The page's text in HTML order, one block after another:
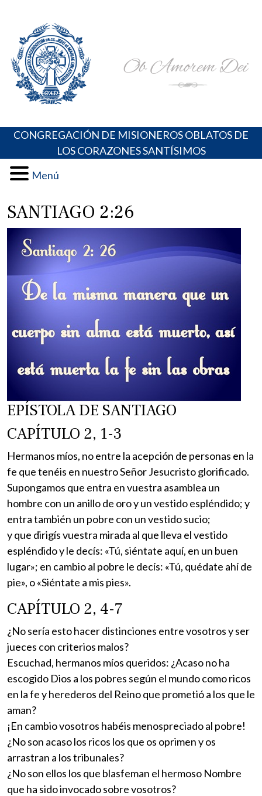
content
Portal de los Padres Oblatos. Advocaciones Marianas,
Oraciones, Música religiosa y más
CONGREGACIÓN DE MISIONEROS OBLATOS DE
LOS CORAZONES SANTÍSIMOS
Menú
SANTIAGO 2:26
EPÍSTOLA DE SANTIAGO
CAPÍTULO 2, 1-3
Hermanos míos, no entre la acepción de personas en la
fe que tenéis en nuestro Señor Jesucristo glorificado.
Supongamos que entra en vuestra asamblea un
hombre con un anillo de oro y un vestido espléndido; y
entra también un pobre con un vestido sucio;
y que dirigís vuestra mirada al que lleva el vestido
espléndido y le decís: «Tú, siéntate aquí, en un buen
lugar»; en cambio al pobre le decís: «Tú, quédate ahí de
pie», o «Siéntate a mis pies».
CAPÍTULO 2, 4-7
¿No sería esto hacer distinciones entre vosotros y ser
jueces con criterios malos?
Escuchad, hermanos míos queridos: ¿Acaso no ha
escogido Dios a los pobres según el mundo como ricos
en la fe y herederos del Reino que prometió a los que le
aman?
¡En cambio vosotros habéis menospreciado al pobre!
¿No son acaso los ricos los que os oprimen y os
arrastran a los tribunales?
¿No son ellos los que blasfeman el hermoso Nombre
que ha sido invocado sobre vosotros?